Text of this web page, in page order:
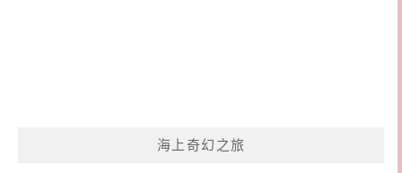
海上奇幻之旅